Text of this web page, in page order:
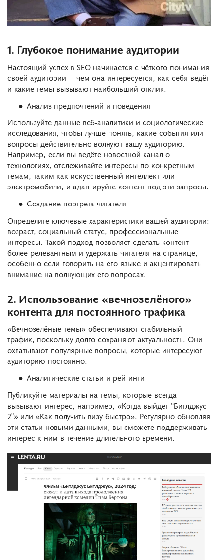
1. Глубокое понимание аудитории
Настоящий успех в SEO начинается с чёткого понимания
своей аудитории — чем она интересуется, как себя ведёт
и какие темы вызывают наибольший отклик.
Анализ предпочтений и поведения
Используйте данные веб-аналитики и социологические
исследования, чтобы лучше понять, какие события или
вопросы действительно волнуют вашу аудиторию.
Например, если вы ведёте новостной канал о
технологиях, отслеживайте интересы по конкретным
темам, таким как искусственный интеллект или
электромобили, и адаптируйте контент под эти запросы.
Создание портрета читателя
Определите ключевые характеристики вашей аудитории:
возраст, социальный статус, профессиональные
интересы. Такой подход позволяет сделать контент
более релевантным и удержать читателя на странице,
особенно если говорить на его языке и акцентировать
внимание на волнующих его вопросах.
2. Использование «вечнозелёного»
контента для постоянного трафика
«Вечнозелёные темы» обеспечивают стабильный
трафик, поскольку долго сохраняют актуальность. Они
охватывают популярные вопросы, которые интересуют
аудиторию постоянно.
Аналитические статьи и рейтинги
Публикуйте материалы на темы, которые всегда
вызывают интерес, например, «Когда выйдет “Битлджус
2″» или «Как получить визу быстро». Регулярно обновляя
эти статьи новыми данными, вы сможете поддерживать
интерес к ним в течение длительного времени.